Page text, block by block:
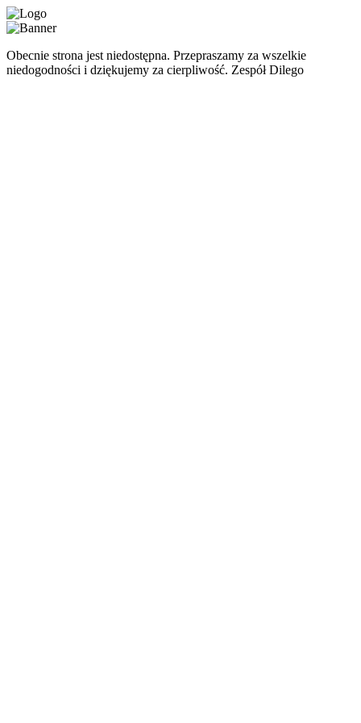
Obecnie strona jest niedostępna. Przepraszamy za wszelkie
niedogodności i dziękujemy za cierpliwość. Zespół Dilego